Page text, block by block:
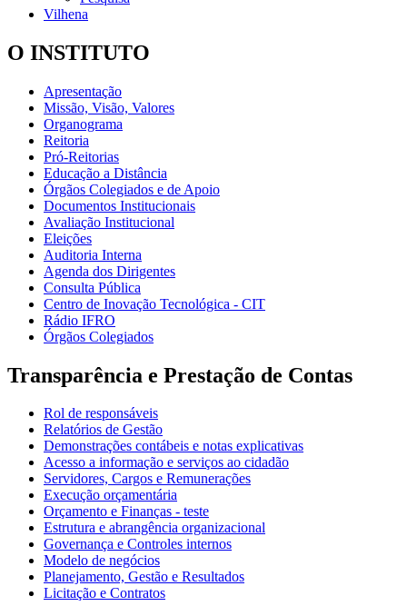
Vilhena
O INSTITUTO
Apresentação
Missão, Visão, Valores
Organograma
Reitoria
Pró-Reitorias
Educação a Distância
Órgãos Colegiados e de Apoio
Documentos Institucionais
Avaliação Institucional
Eleições
Auditoria Interna
Agenda dos Dirigentes
Consulta Pública
Centro de Inovação Tecnológica - CIT
Rádio IFRO
Órgãos Colegiados
Transparência e Prestação de Contas
Rol de responsáveis
Relatórios de Gestão
Demonstrações contábeis e notas explicativas
Acesso a informação e serviços ao cidadão
Servidores, Cargos e Remunerações
Execução orçamentária
Orçamento e Finanças - teste
Estrutura e abrangência organizacional
Governança e Controles internos
Modelo de negócios
Planejamento, Gestão e Resultados
Licitação e Contratos